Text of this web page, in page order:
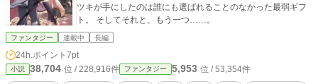
ツキが手にしたのは誰にも選ばれることのなかった最弱ギフ
ト。 そしてそれと、もう一つ……。
ファンタジー 連載中 長編
24h.ポイント 7pt
小説 38,704 位 / 228,916件 ファンタジー 5,953 位 / 53,354件